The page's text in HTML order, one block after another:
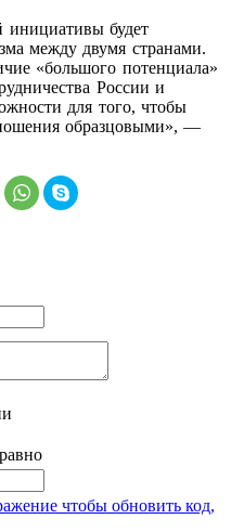
будет
между двумя странами.
«большого потенциала»
России и
для того, чтобы
образцовыми», —